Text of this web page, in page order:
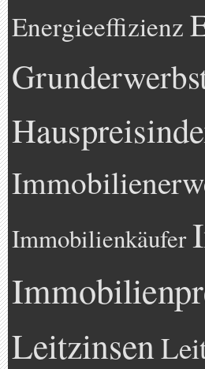
Energieeffizienz
Immobilienkäufer
Leitzinsen